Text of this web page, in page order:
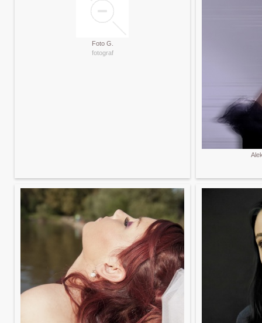
Foto G.
fotograf